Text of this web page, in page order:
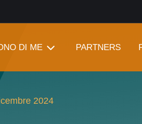
DI ME PARTNERS
2024